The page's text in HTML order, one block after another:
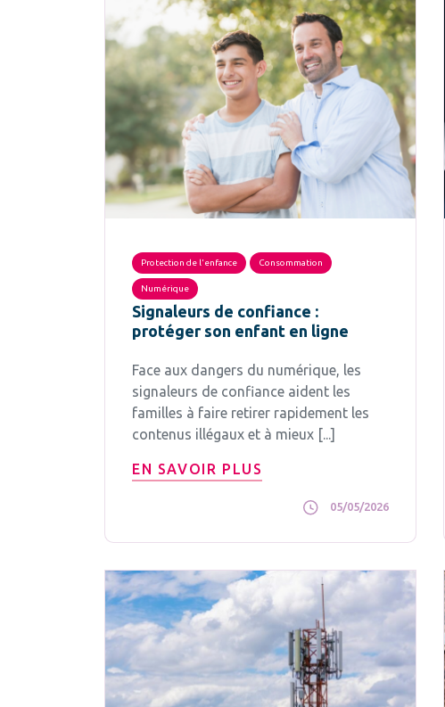
Protection de l'enfance Consommation
Numérique
Signaleurs de confiance :
protéger son enfant en ligne
Face aux dangers du numérique, les
signaleurs de confiance aident les
familles à faire retirer rapidement les
contenus illégaux et à mieux [...]
EN SAVOIR PLUS
05/05/2026